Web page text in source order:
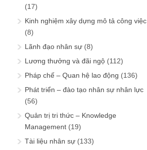
(17)
Kinh nghiệm xây dựng mô tả công việc
(8)
Lãnh đạo nhân sự (8)
Lương thưởng và đãi ngộ (112)
Pháp chế – Quan hệ lao động (136)
Phát triển – đào tạo nhân sự nhân lực
(56)
Quản trị tri thức – Knowledge
Management (19)
Tài liệu nhân sự (133)